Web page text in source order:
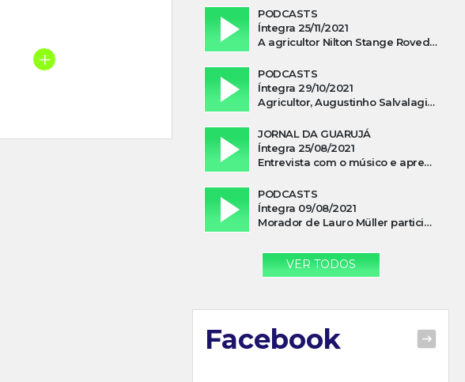
+
PODCASTS
Íntegra 25/11/2021
A agricultor Nilton Stange Roveda, afirma ter recebido ajuda espiritual durante acidente
PODCASTS
Íntegra 29/10/2021
Agricultor, Augustinho Salvalagio, relata sobre aparição do Cavaleiro Negro no Rio das Furnas
JORNAL DA GUARUJÁ
Íntegra 25/08/2021
Entrevista com o músico e apresentador, Lismael Ferrareis, no Cidade e Campo
PODCASTS
Íntegra 09/08/2021
Morador de Lauro Müller participa de motociata em apoio a Bolsonaro
VER TODOS
Facebook